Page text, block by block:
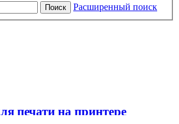
Поиск Расширенный поиск
печати на принтере